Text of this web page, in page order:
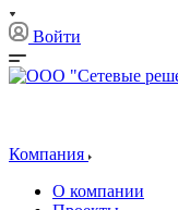
Войти
Компания
О компании